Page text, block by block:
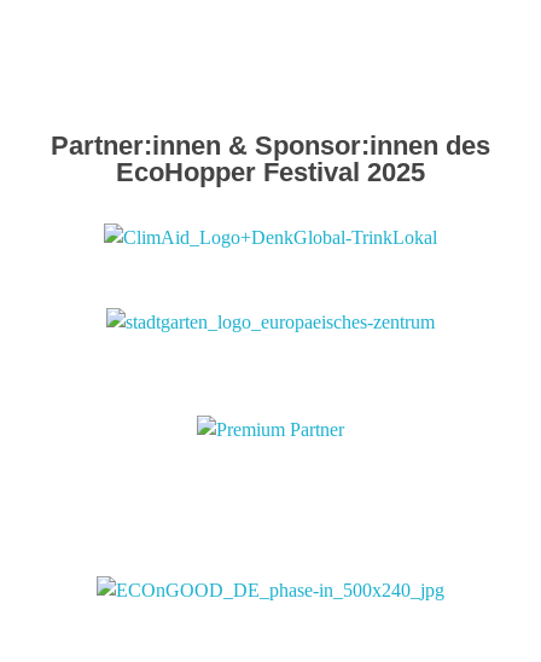
Partner:innen & Sponsor:innen des
EcoHopper Festival 2025